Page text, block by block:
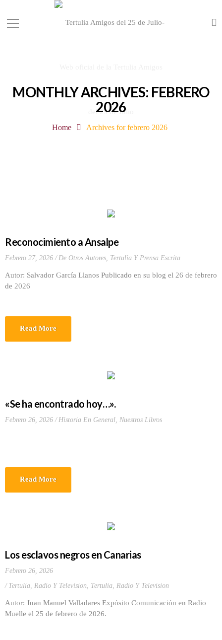
MONTHLY ARCHIVES: FEBRERO
2026
Home Archives for febrero 2026
Reconocimiento a Ansalpe
Febrero 27, 2026 De Otros Autores, Tertulia Y Prensa Escrita
Autor: Salvador García Llanos Publicado en su blog el 26 de febrero
de 2026
Read More
«Se ha encontrado hoy…».
Febrero 26, 2026 Historia En General, Nuestros Libros
Read More
Los esclavos negros en Canarias
Febrero 26, 2026
Tertulia, Radio Y Television, Tertulia, Radio Y Television
Autor: Juan Manuel Valladares Expósito Comunicación en Radio
Muelle el 25 de febrero de 2026.